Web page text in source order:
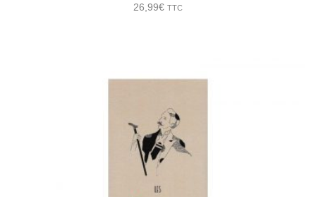
26,99€ TTC